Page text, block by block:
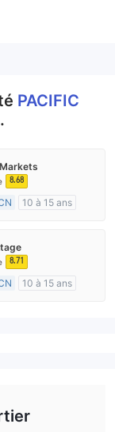
PACIFIC
8.68
10 à 15 ans
(MM)
MT4
8.71
10 à 15 ans